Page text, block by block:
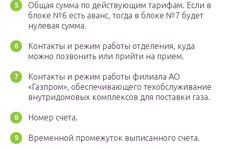
Общая сумма по действующим тарифам. Если в
блоке №6 есть аванс, тогда в блоке №7 будет
нулевая сумма.
Контакты и режим работы отделения, куда
можно позвонить или прийти на прием.
Контакты и режим работы филиала АО
«Газпром», обеспечивающего техобслуживание
внутридомовых комплексов для поставки газа.
Номер счета.
Временной промежуток выписанного счета.